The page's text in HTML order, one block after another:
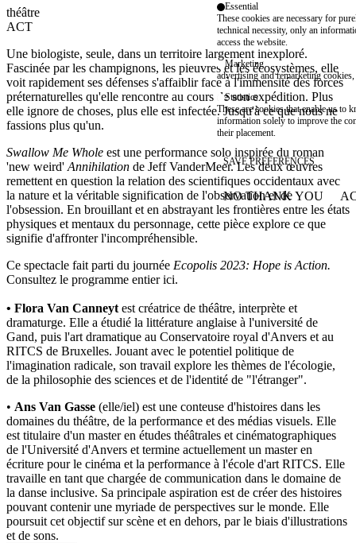
théâtre
ACT
Une biologiste, seule, dans un territoire largement inexploré.
Fascinée par les champignons, les pieuvres et les écosystèmes, elle
voit rapidement ses défenses s'affaiblir face à l'immensité des forces
préternaturelles qu'elle rencontre au cours de son expédition. Plus
elle ignore de choses, plus elle est infectée. Jusqu'à ce que nous ne
fassions plus qu'un.
Swallow Me Whole est une performance solo inspirée du roman
'new weird' Annihilation de Jeff VanderMeer. Les deux œuvres
remettent en question la relation des scientifiques occidentaux avec
la nature et la véritable signification de l'observation et de
l'obsession. En brouillant et en abstrayant les frontières entre les états
physiques et mentaux du personnage, cette pièce explore ce que
signifie d'affronter l'incompréhensible.
Ce spectacle fait parti du journée Ecopolis 2023: Hope is Action.
Consultez le programme entier ici.
• Flora Van Canneyt est créatrice de théâtre, interprète et
dramaturge. Elle a étudié la littérature anglaise à l'université de
Gand, puis l'art dramatique au Conservatoire royal d'Anvers et au
RITCS de Bruxelles. Jouant avec le potentiel politique de
l'imagination radicale, son travail explore les thèmes de l'écologie,
de la philosophie des sciences et de l'identité de "l'étranger".
• Ans Van Gasse (elle/iel) est une conteuse d'histoires dans les
domaines du théâtre, de la performance et des médias visuels. Elle
est titulaire d'un master en études théâtrales et cinématographiques
de l'Université d'Anvers et termine actuellement un master en
écriture pour le cinéma et la performance à l'école d'art RITCS. Elle
travaille en tant que chargée de communication dans le domaine de
la danse inclusive. Sa principale aspiration est de créer des histoires
pouvant contenir une myriade de perspectives sur le monde. Elle
poursuit cet objectif sur scène et en dehors, par le biais d'illustrations
et de sons.
Essential
These cookies are necessary for
technical necessity, only an
access the website.
Marketing
advertising and remarketing cookies,
Statistics
These are cookies that enable us to
information solely to improve the
their placement.
SAVE PREFERENCES
NO THANK YOU
WITHDRAW